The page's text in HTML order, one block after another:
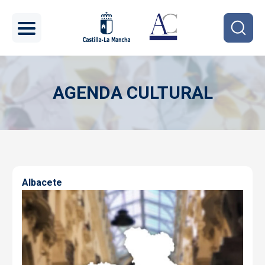
AGENDA CULTURAL
Imagen
Albacete